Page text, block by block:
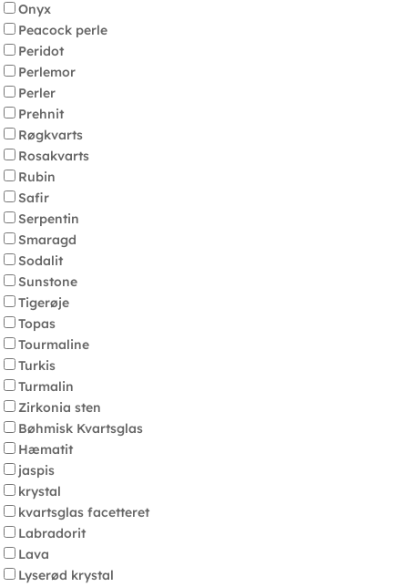
Onyx
Peacock perle
Peridot
Perlemor
Perler
Prehnit
Røgkvarts
Rosakvarts
Rubin
Safir
Serpentin
Smaragd
Sodalit
Sunstone
Tigerøje
Topas
Tourmaline
Turkis
Turmalin
Zirkonia sten
Bøhmisk Kvartsglas
Hæmatit
jaspis
krystal
kvartsglas facetteret
Labradorit
Lava
Lyserød krystal